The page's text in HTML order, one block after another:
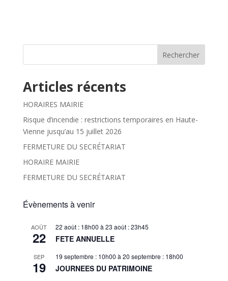
Rechercher
Articles récents
HORAIRES MAIRIE
Risque d’incendie : restrictions temporaires en Haute-
Vienne jusqu’au 15 juillet 2026
FERMETURE DU SECRÉTARIAT
HORAIRE MAIRIE
FERMETURE DU SECRÉTARIAT
Évènements à venir
AOÛT
22
22 août : 18h00 à 23 août : 23h45
FETE ANNUELLE
SEP
19
19 septembre : 10h00 à 20 septembre : 18h00
JOURNEES DU PATRIMOINE